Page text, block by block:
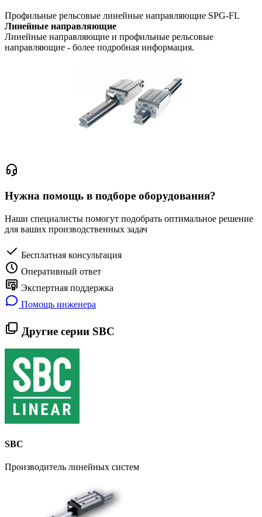
Профильные рельсовые линейные направляющие SPG-FL
Линейные направляющие
Линейные направляющие и профильные рельсовые
направляющие - более подробная информация.
Нужна помощь в подборе оборудования?
Наши специалисты помогут подобрать оптимальное решение
для ваших производственных задач
Бесплатная консультация
Оперативный ответ
Экспертная поддержка
Помощь инженера
Другие серии SBC
SBC
Производитель линейных систем